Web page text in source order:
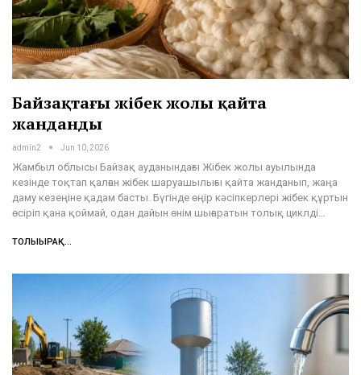
Байзақтағы жібек жолы қайта
жанданды
admin2 Jun 10, 2026
Жамбыл облысы Байзақ ауданындағы Жібек жолы ауылында
кезінде тоқтап қалған жібек шаруашылығы қайта жанданып, жаңа
даму кезеңіне қадам басты. Бүгінде өңір кәсіпкерлері жібек құртын
өсіріп қана қоймай, одан дайын өнім шығаратын толық циклді…
ТОЛЫҒЫРАҚ...